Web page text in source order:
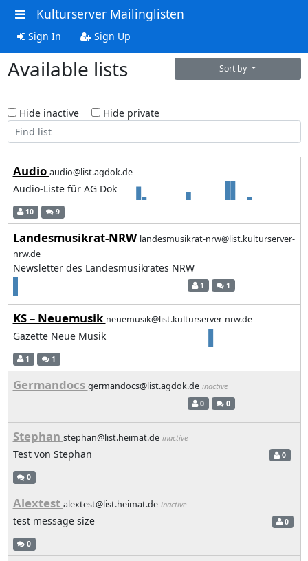
Kulturserver Mailinglisten
Sign In Sign Up
Available lists Sort by
Hide inactive Hide private
Audio audio@list.agdok.de
Audio-Liste für AG Dok
10 9
Landesmusikrat-NRW landesmusikrat-nrw@list.kulturserver-
nrw.de
Newsletter des Landesmusikrates NRW
1 1
KS – Neuemusik neuemusik@list.kulturserver-nrw.de
Gazette Neue Musik
1 1
Germandocs germandocs@list.agdok.de inactive
0 0
Stephan stephan@list.heimat.de inactive
Test von Stephan 0
0
Alextest alextest@list.heimat.de inactive
test message size 0
0